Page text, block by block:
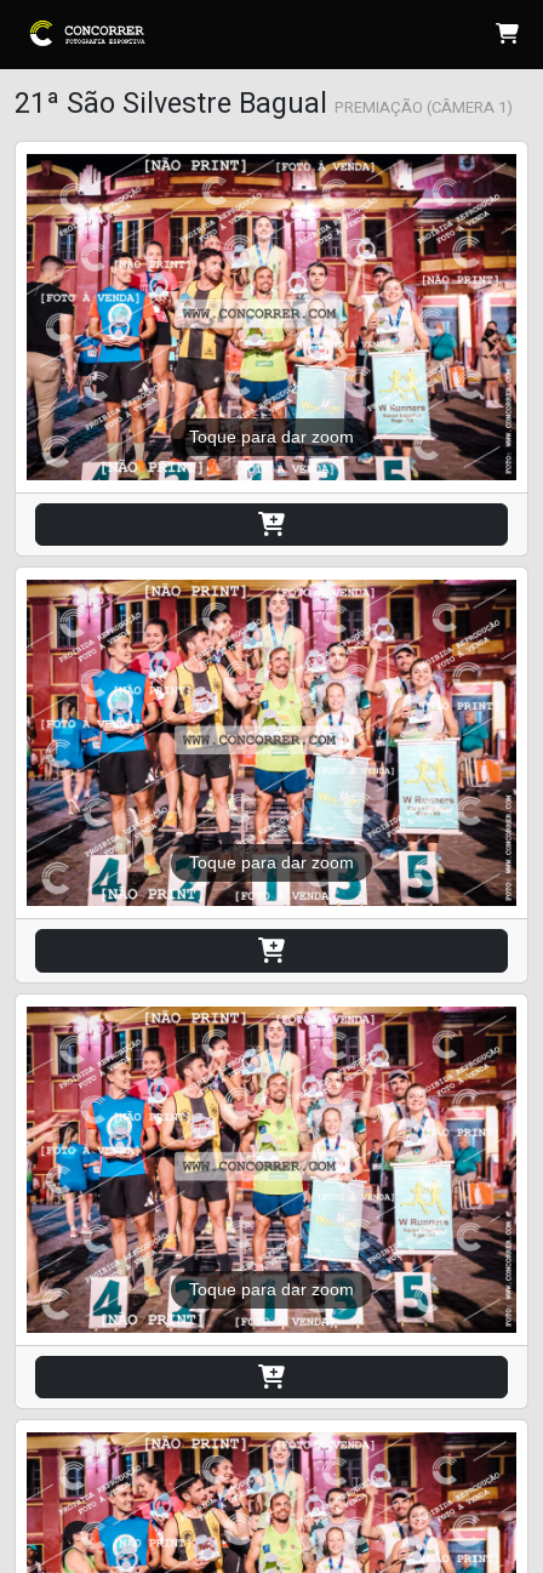
21ª São Silvestre Bagual PREMIAÇÃO (CÂMERA 1)
Toque para dar zoom
Toque para dar zoom
Toque para dar zoom